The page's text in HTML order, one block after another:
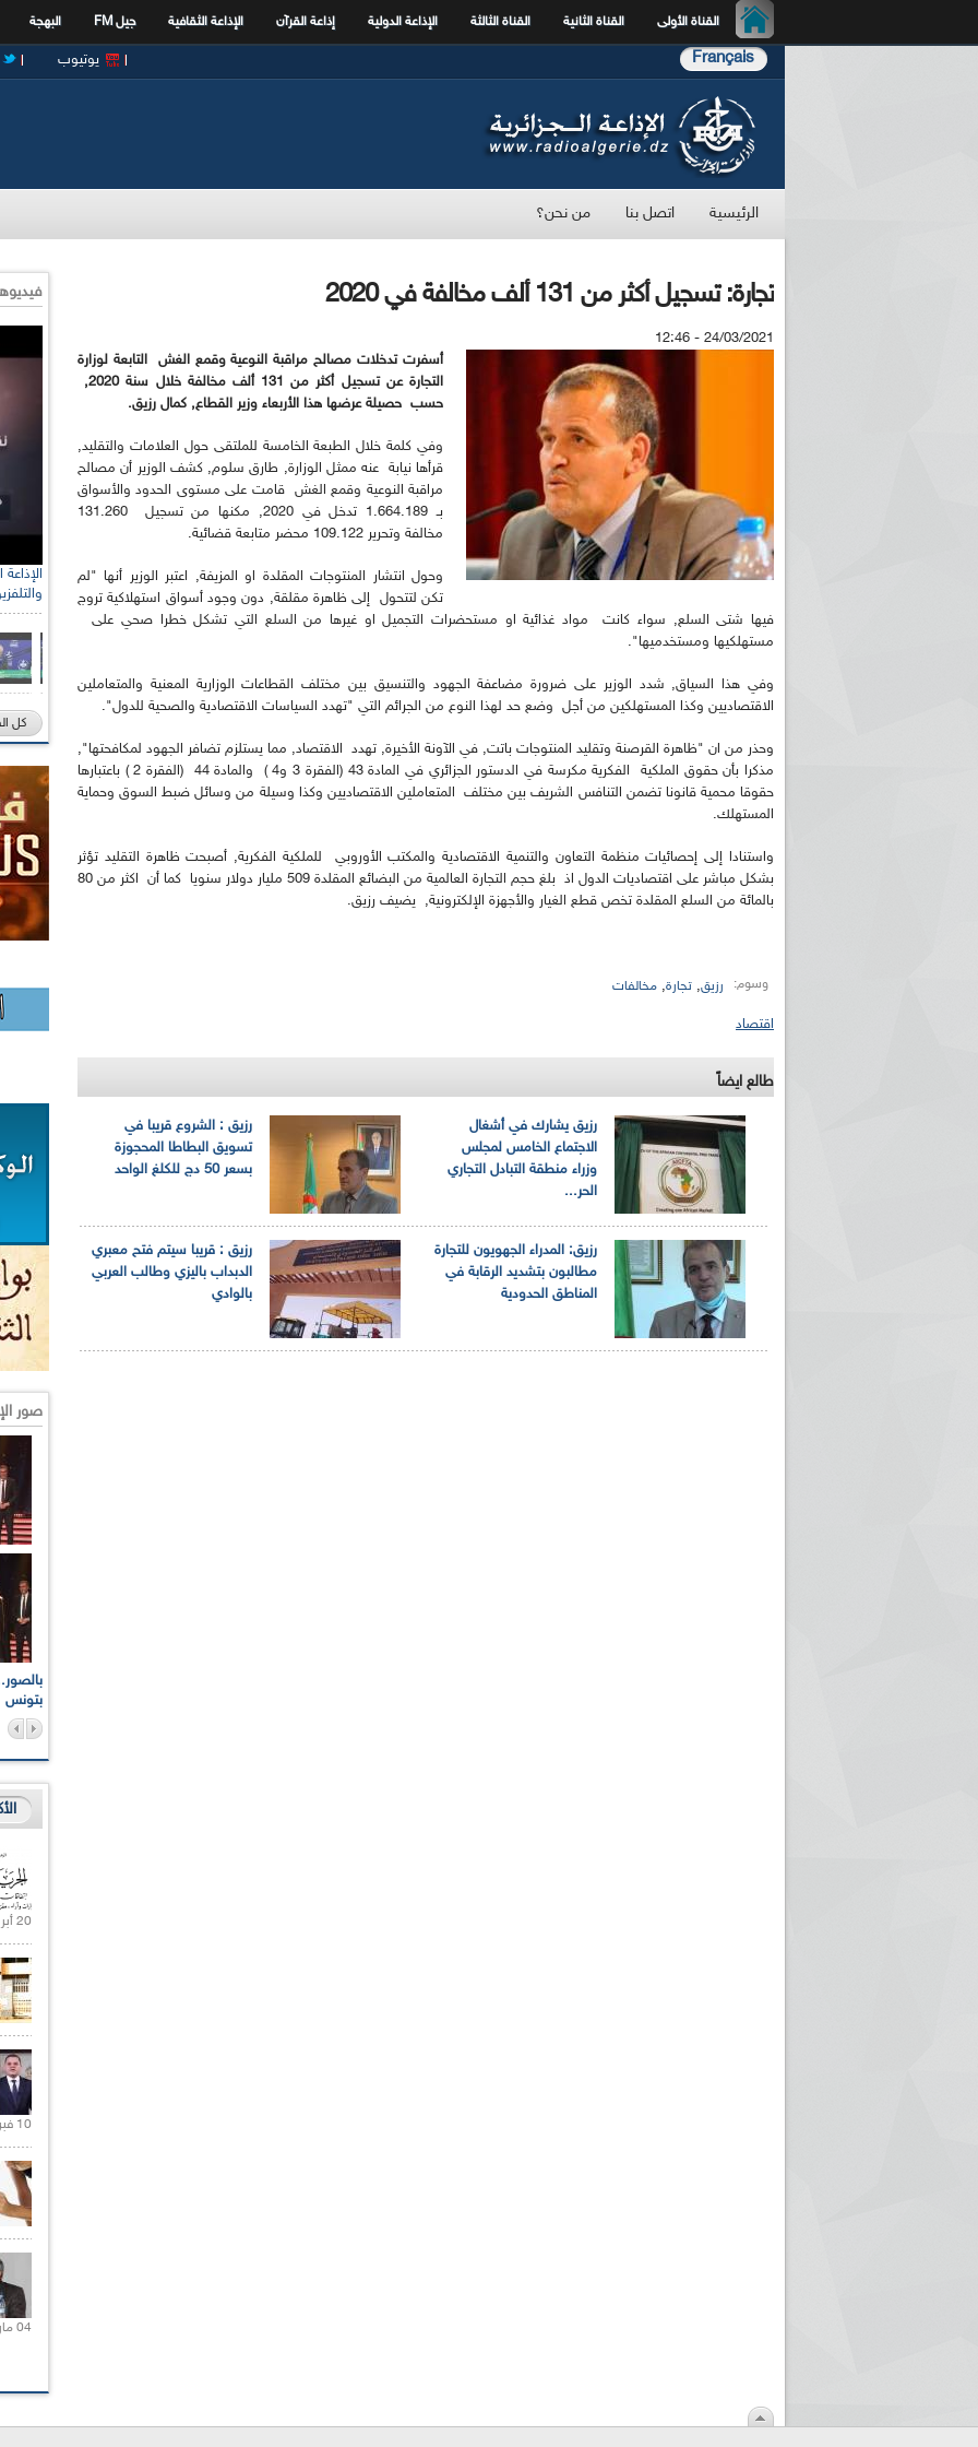
القناة الأولى القناة الثانية القناة الثالثة الإذاعة الدولية إذاعة القرآن الإذاعة الثقافية جيل FM البهجة
Français يوتيوب
الرئيسية اتصل بنا من نحن؟
تجارة: تسجيل أكثر من 131 ألف مخالفة في 2020
24/03/2021 - 12:46
أسفرت تدخلات مصالح مراقبة النوعية وقمع الغش التابعة لوزارة
التجارة عن تسجيل أكثر من 131 ألف مخالفة خلال سنة 2020,
حسب حصيلة عرضها هذا الأربعاء وزير القطاع, كمال رزيق.
وفي كلمة خلال الطبعة الخامسة للملتقى حول العلامات والتقليد,
قرأها نيابة عنه ممثل الوزارة, طارق سلوم, كشف الوزير أن مصالح
مراقبة النوعية وقمع الغش قامت على مستوى الحدود والأسواق
بـ 1.664.189 تدخل في 2020, مكنها من تسجيل 131.260
مخالفة وتحرير 109.122 محضر متابعة قضائية.
وحول انتشار المنتوجات المقلدة او المزيفة, اعتبر الوزير أنها "لم
تكن لتتحول إلى ظاهرة مقلقة, دون وجود أسواق استهلاكية تروج
فيها شتى السلع, سواء كانت مواد غذائية او مستحضرات التجميل او غيرها من السلع التي تشكل خطرا صحي على
مستهلكيها ومستخدميها".
وفي هذا السياق, شدد الوزير على ضرورة مضاعفة الجهود والتنسيق بين مختلف القطاعات الوزارية المعنية والمتعاملين
الاقتصاديين وكذا المستهلكين من أجل وضع حد لهذا النوع من الجرائم التي "تهدد السياسات الاقتصادية والصحية للدول".
وحذر من ان "ظاهرة القرصنة وتقليد المنتوجات باتت, في الآونة الأخيرة, تهدد الاقتصاد, مما يستلزم تضافر الجهود لمكافحتها",
مذكرا بأن حقوق الملكية الفكرية مكرسة في الدستور الجزائري في المادة 43 (الفقرة 3 و4 ) والمادة 44 (الفقرة 2 ) باعتبارها
حقوقا محمية قانونا تضمن التنافس الشريف بين مختلف المتعاملين الاقتصاديين وكذا وسيلة من وسائل ضبط السوق وحماية
المستهلك.
واستنادا إلى إحصائيات منظمة التعاون والتنمية الاقتصادية والمكتب الأوروبي للملكية الفكرية, أصبحت ظاهرة التقليد تؤثر
بشكل مباشر على اقتصاديات الدول اذ بلغ حجم التجارة العالمية من البضائع المقلدة 509 مليار دولار سنويا كما أن اكثر من 80
بالمائة من السلع المقلدة تخص قطع الغيار والأجهزة الإلكترونية, يضيف رزيق.
وسوم: رزيق, تجارة, مخالفات
اقتصاد
طالع ايضاً
رزيق : الشروع قريبا في
تسويق البطاطا المحجوزة
بسعر 50 دج للكلغ الواحد
رزيق يشارك في أشغال
الاجتماع الخامس لمجلس
وزراء منطقة التبادل التجاري
الحر...
رزيق : قريبا سيتم فتح معبري
الدبداب باليزي وطالب العربي
بالوادي
رزيق: المدراء الجهويون للتجارة
مطالبون بتشديد الرقابة في
المناطق الحدودية
كل
صور
بتونس
20 أبريل 2021 |
10 فبراير 2021 |
04 مارس 2020 |